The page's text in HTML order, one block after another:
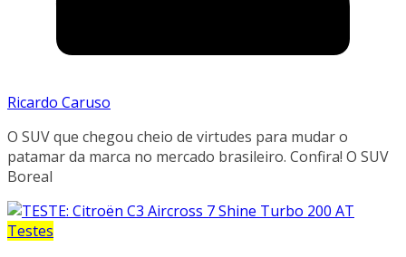
Ricardo Caruso
O SUV que chegou cheio de virtudes para mudar o
patamar da marca no mercado brasileiro. Confira! O SUV
Boreal
Testes